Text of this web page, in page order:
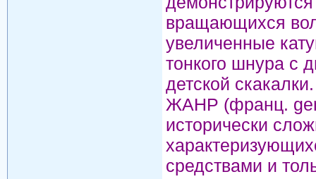
вращающихся
увеличенные
тонкого шнура с
детской скакалки.
ЖАНР (франц.
исторически
средствами и